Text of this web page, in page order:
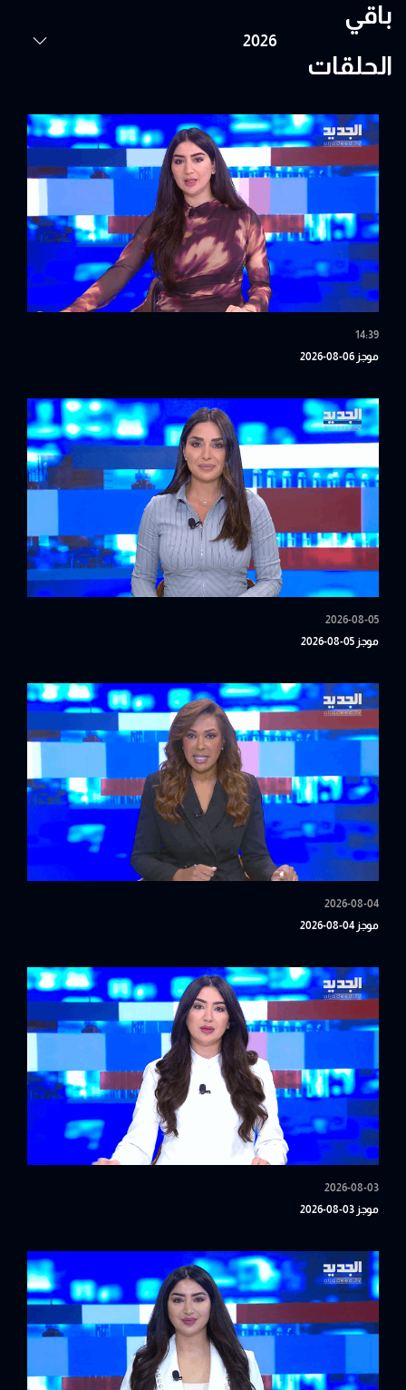
باقي
الحلقات
14:39
موجز 06-08-2026
2026-08-05
موجز 05-08-2026
2026-08-04
موجز 04-08-2026
2026-08-03
موجز 03-08-2026